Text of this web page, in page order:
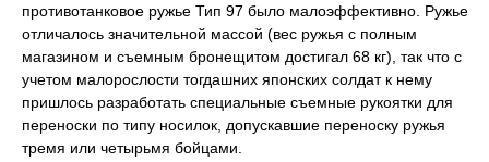
противотанковое ружье Тип 97 было малоэффективно. Ружье
отличалось значительной массой (вес ружья с полным
магазином и съемным бронещитом достигал 68 кг), так что с
учетом малорослости тогдашних японских солдат к нему
пришлось разработать специальные съемные рукоятки для
переноски по типу носилок, допускавшие переноску ружья
тремя или четырьмя бойцами.